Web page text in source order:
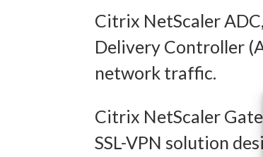
Citrix NetScaler
Delivery Controller
network traffic.
Citrix NetScaler
SSL-VPN solution